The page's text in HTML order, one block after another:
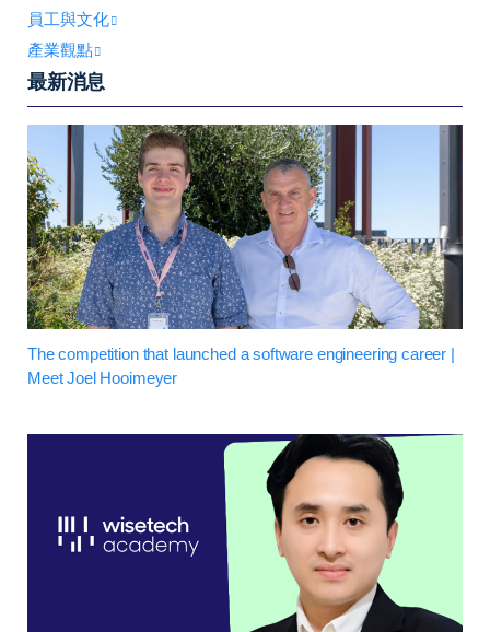
員工與文化
產業觀點
最新消息
The competition that launched a software engineering career |
Meet Joel Hooimeyer